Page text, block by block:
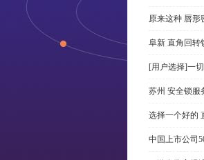
原来这种 唇形
阜新 直角回转
[用户选择]一
苏州 安全锁服
选择一个好的
中国上市公司